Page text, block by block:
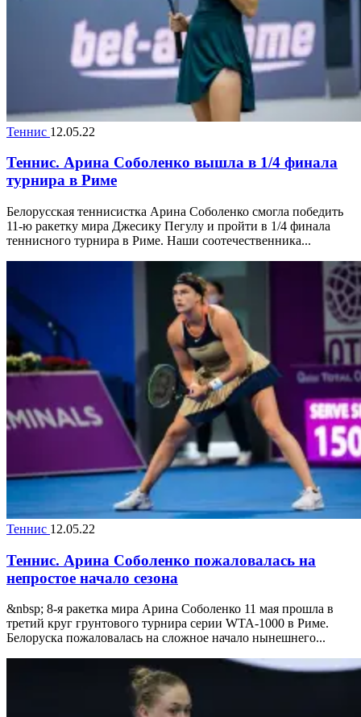
Теннис 12.05.22
Теннис. Арина Соболенко вышла в 1/4 финала
турнира в Риме
Белорусская теннисистка Арина Соболенко смогла победить
11-ю ракетку мира Джесику Пегулу и пройти в 1/4 финала
теннисного турнира в Риме. Наши соотечественника...
Теннис 12.05.22
Теннис. Арина Соболенко пожаловалась на
непростое начало сезона
&nbsp; 8-я ракетка мира Арина Соболенко 11 мая прошла в
третий круг грунтового турнира серии WTA-1000 в Риме.
Белоруска пожаловалась на сложное начало нынешнего...